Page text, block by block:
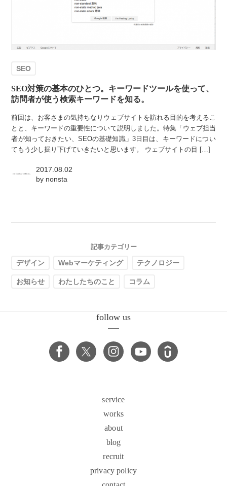
SEO
SEO対策の基本のひとつ。キーワードツールを使って、
訪問者が使う検索キーワードを知る。
前回は、お客さまの気持ちなりウェブサイトを訪れる目的を考えるこ
とと、キーワードの重要性について説明しました。特集「ウェブ担当
者が知っておきたい、SEOの基礎知識」3日目は、キーワードについ
てもう少し掘り下げていきたいと思います。 ウェブサイトの目 […]
2017.08.02
by nonsta
記事カテゴリー
デザイン Webマーケティング テクノロジー
お知らせ わたしたちのこと コラム
follow us
service
works
about
blog
recruit
privacy policy